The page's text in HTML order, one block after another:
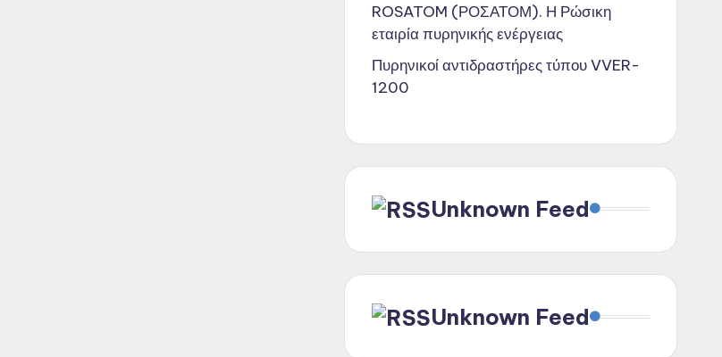
ROSATOM (ΡΟΣΑΤΟΜ). Η Ρώσικη
εταιρία πυρηνικής ενέργειας
Πυρηνικοί αντιδραστήρες τύπου VVER-
1200
Unknown Feed
Unknown Feed